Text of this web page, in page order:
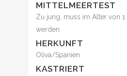
MITTELMEERTEST
Zu jung, muss im Alter von
werden
HERKUNFT
Oliva/Spanien
KASTRIERT